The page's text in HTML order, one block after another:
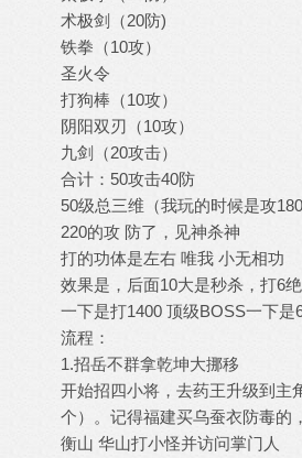
术极剑（20防)
铁拳（10攻）
圣火令
打狗棒（10攻）
阴阳双刃（10攻）
九剑（20攻击）
合计：50攻击40防
50级总三维（我玩的时候是攻
220的攻 防了，见神杀神
打的功体是左右 唯我 小无相功
效果是，后面10大是秒杀，打6
一下是打1400 顶级BOSS一下是
流程：
1.招岳不群拿乾坤大挪移
开始招四小将，去药王升级到主
个）。记得福建买乌蚕衣防毒的
衡山 华山打小怪并访问掌门人